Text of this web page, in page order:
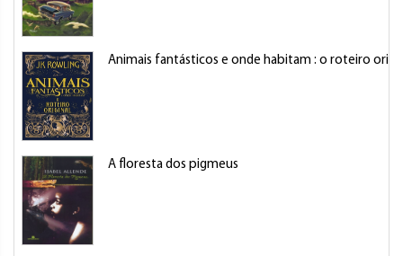
Animais fantásticos e onde habitam : o roteiro
A floresta dos pigmeus